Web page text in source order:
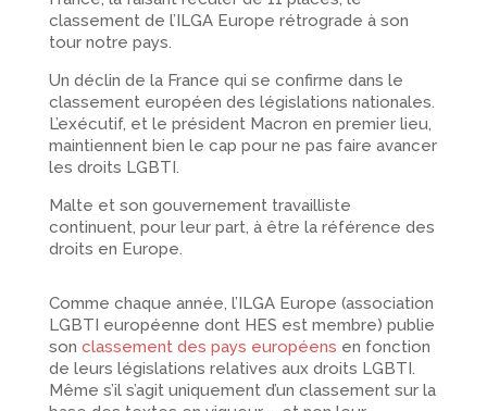
classement de l’ILGA Europe rétrograde à son
tour notre pays.
Un déclin de la France qui se confirme dans le
classement européen des législations nationales.
L’exécutif, et le président Macron en premier lieu,
maintiennent bien le cap pour ne pas faire avancer
les droits LGBTI.
Malte et son gouvernement travailliste
continuent, pour leur part, à être la référence des
droits en Europe.
Comme chaque année, l’ILGA Europe (association
LGBTI européenne dont HES est membre) publie
son classement des pays européens en fonction
de leurs législations relatives aux droits LGBTI.
Même s’il s’agit uniquement d’un classement sur la